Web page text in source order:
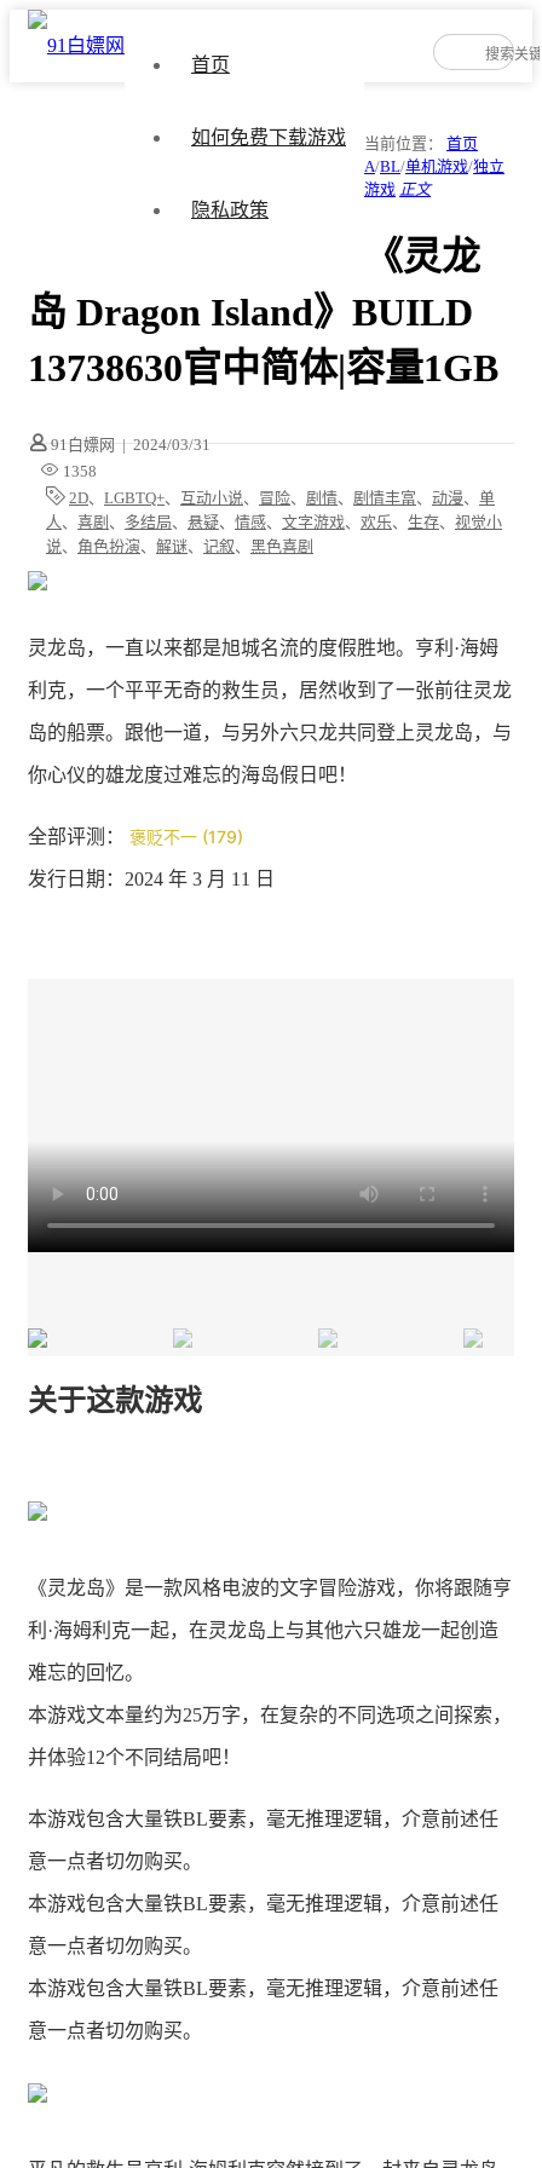
首页
如何免费下载游戏
隐私政策
当前位置： 首页
A/BL/单机游戏/独立
游戏 正文
《灵龙
岛 Dragon Island》BUILD
13738630官中简体|容量1GB
91白嫖网 | 2024/03/31
1358
2D、 LGBTQ+、 互动小说、 冒险、 剧情、 剧情丰富、 动漫、 单
人 、 喜剧 、 多结局、 悬疑、 情感、 文字游戏、 欢乐、 生存、 视觉小
说、 角色扮演、 解谜、 记叙、 黑色喜剧
灵龙岛，一直以来都是旭城名流的度假胜地。亨利·海姆
利克，一个平平无奇的救生员，居然收到了一张前往灵龙
岛的船票。跟他一道，与另外六只龙共同登上灵龙岛，与
你心仪的雄龙度过难忘的海岛假日吧！
全部评测： 褒贬不一 (179)
发行日期：2024 年 3 月 11 日
关于这款游戏
《灵龙岛》是一款风格电波的文字冒险游戏，你将跟随亨
利·海姆利克一起，在灵龙岛上与其他六只雄龙一起创造
难忘的回忆。
本游戏文本量约为25万字，在复杂的不同选项之间探索，
并体验12个不同结局吧！
本游戏包含大量铁BL要素，毫无推理逻辑，介意前述任
意一点者切勿购买。
本游戏包含大量铁BL要素，毫无推理逻辑，介意前述任
意一点者切勿购买。
本游戏包含大量铁BL要素，毫无推理逻辑，介意前述任
意一点者切勿购买。